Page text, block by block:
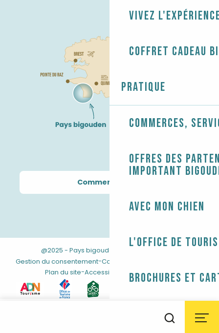
Vivez
Coffret cadeau
Pratique
Commerces,
Offres des
Important
Avec mon chien
L'Office de
Brochures et
Billetterie et
Comment venir ?
@2025 - Pays bigouden
Gestion du consentement-Conditions générales de vente
Plan du site-Accessibilité : non conforme